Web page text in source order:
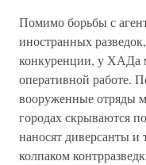
Помимо борьбы с
иностранных
конкуренции, у ХАДа
оперативной работе.
вооруженные отряды
городах скрываются
наносят диверсанты
колпаком